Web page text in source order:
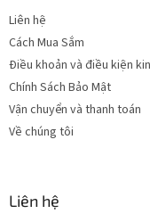
n
Liên hệ
Cách Mua Sắm
Điều khoản và điều kiện
Chính Sách Bảo Mật
Vận chuyển và thanh toán
Về chúng tôi
Liên hệ